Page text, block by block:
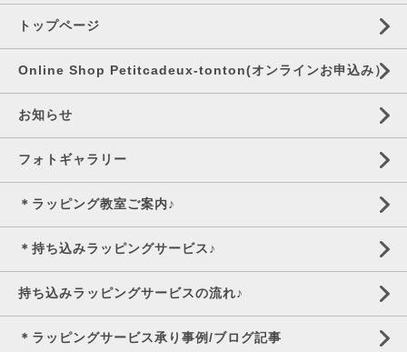
トップページ
Online Shop Petitcadeux-tonton(オンラインお申込み）
お知らせ
フォトギャラリー
＊ラッピング教室ご案内♪
＊持ち込みラッピングサービス♪
持ち込みラッピングサービスの流れ♪
＊ラッピングサービス承り事例/ブログ記事